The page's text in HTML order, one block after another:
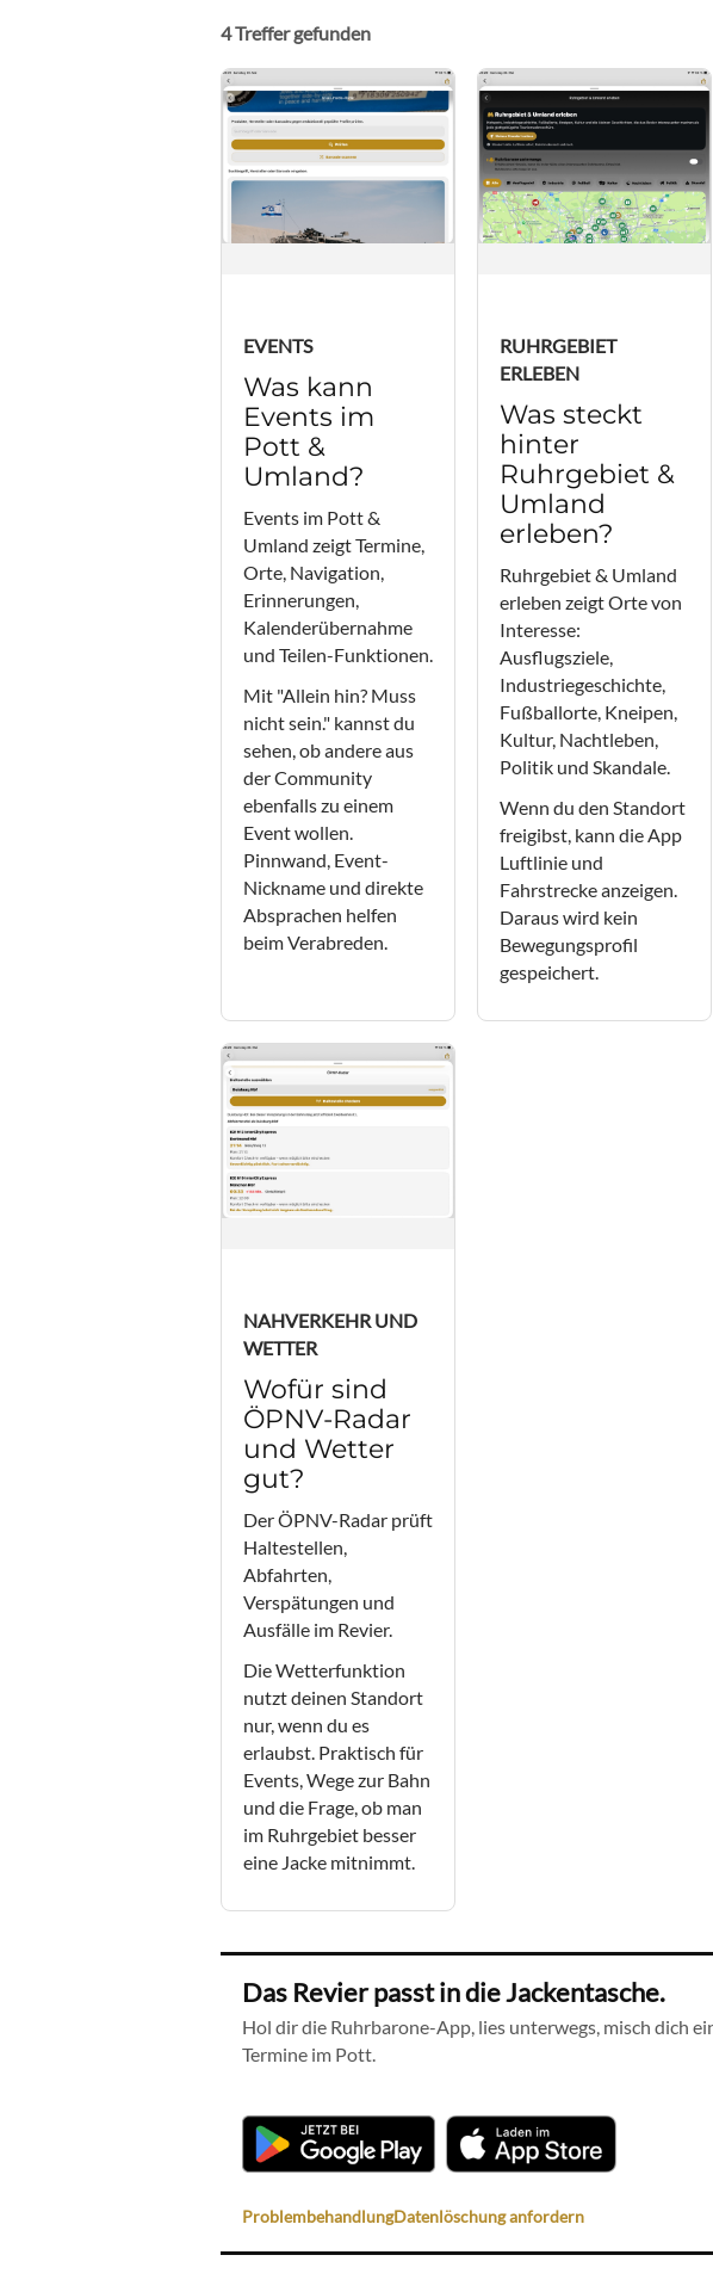
4 Treffer gefunden
EVENTS
Was kann
Events im
Pott &
Umland?
Events im Pott &
Umland zeigt Termine,
Orte, Navigation,
Erinnerungen,
Kalenderübernahme
und Teilen-Funktionen.
Mit "Allein hin? Muss
nicht sein." kannst du
sehen, ob andere aus
der Community
ebenfalls zu einem
Event wollen.
Pinnwand, Event-
Nickname und direkte
Absprachen helfen
beim Verabreden.
RUHRGEBIET
ERLEBEN
Was steckt
hinter
Ruhrgebiet &
Umland
erleben?
Ruhrgebiet & Umland
erleben zeigt Orte von
Interesse:
Ausflugsziele,
Industriegeschichte,
Fußballorte, Kneipen,
Kultur, Nachtleben,
Politik und Skandale.
Wenn du den Standort
freigibst, kann die App
Luftlinie und
Fahrstrecke anzeigen.
Daraus wird kein
Bewegungsprofil
gespeichert.
NAHVERKEHR UND
WETTER
Wofür sind
ÖPNV-Radar
und Wetter
gut?
Der ÖPNV-Radar prüft
Haltestellen,
Abfahrten,
Verspätungen und
Ausfälle im Revier.
Die Wetterfunktion
nutzt deinen Standort
nur, wenn du es
erlaubst. Praktisch für
Events, Wege zur Bahn
und die Frage, ob man
im Ruhrgebiet besser
eine Jacke mitnimmt.
Das Revier passt in die Jackentasche.
Hol dir die Ruhrbarone-App, lies unterwegs, misch dich
Termine im Pott.
ProblembehandlungDatenlöschung anfordern